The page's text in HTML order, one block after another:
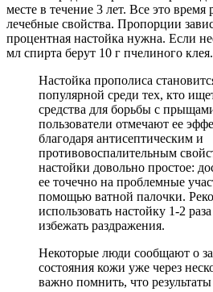
месте в течение 3 лет. Все это время
лечебные свойства. Пропорции
процентная настойка нужна. Если
мл спирта берут 10 г пчелиного клея.
Настойка прополиса
популярной среди тех, кто
средства для борьбы с
пользователи отмечают ее
благодаря антисептическим и
противовоспалительным
настойки довольно простое:
ее точечно на проблемные
помощью ватной палочки.
использовать настойку 1-2
избежать раздражения.
Некоторые люди сообщают о
состояния кожи уже через
важно помнить, что